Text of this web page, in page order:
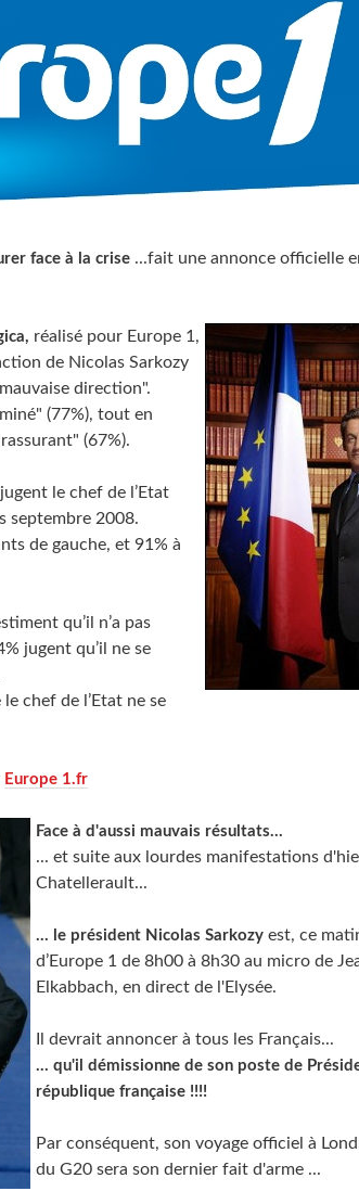
face à la crise ...fait une annonce officielle
réalisé pour Europe 1,
de Nicolas Sarkozy
direction".
(77%), tout en
(67%).
le chef de l’Etat
septembre 2008.
de gauche, et 91% à
qu’il n’a pas
jugent qu’il ne se
chef de l’Etat ne se
Europe 1.fr
Face à d'aussi mauvais résultats...
... et suite aux lourdes manifestations
Chatellerault...
... le président Nicolas Sarkozy est, ce
d’Europe 1 de 8h00 à 8h30 au micro de
Elkabbach, en direct de l'Elysée.
Il devrait annoncer à tous les Français...
... qu'il démissionne de son poste de
république française !!!!
Par conséquent, son voyage officiel à
du G20 sera son dernier fait d'arme ...